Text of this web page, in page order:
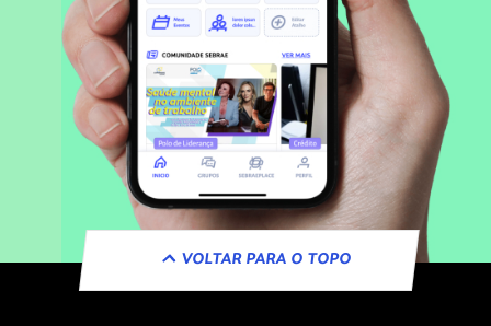
VOLTAR PARA O TOPO